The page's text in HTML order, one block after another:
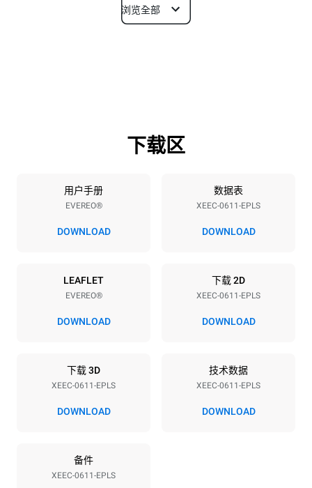
尺寸
烤盘规格
6 GN 1/1
烤盘间距
220-240V 1N~ 2,9 kW
浏览全部
下载区
用户手册
EVEREO®
DOWNLOAD
数据表
XEEC-0611-EPLS
DOWNLOAD
LEAFLET
EVEREO®
DOWNLOAD
下载 2D
XEEC-0611-EPLS
DOWNLOAD
下载 3D
XEEC-0611-EPLS
DOWNLOAD
技术数据
XEEC-0611-EPLS
DOWNLOAD
备件
XEEC-0611-EPLS